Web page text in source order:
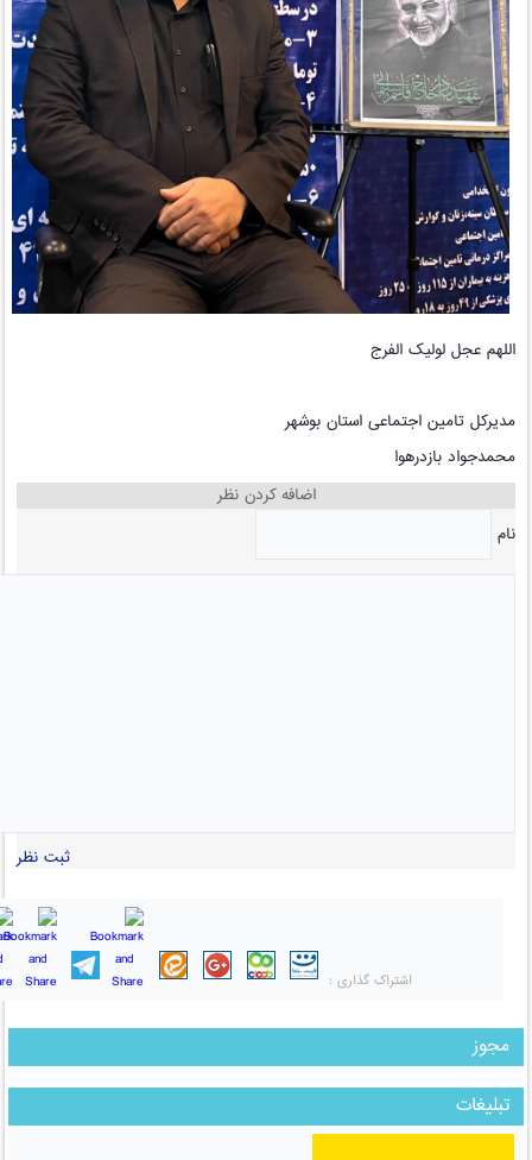
اللهم عجل لولیک الفرج
مدیرکل تامین اجتماعی استان بوشهر
محمدجواد بازدرهوا
اضافه کردن نظر
نام
ثبت نظر
اشتراک گذاری :
مجوز
تبلیغات